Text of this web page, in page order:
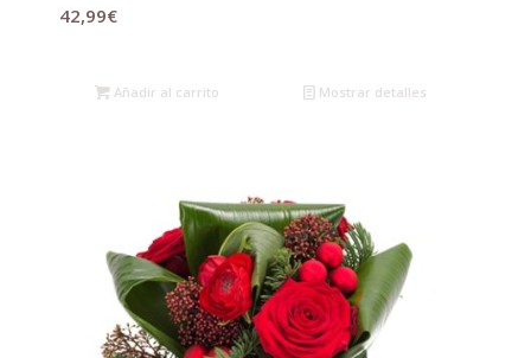
42,99€
Añadir al carrito Mostrar detalles